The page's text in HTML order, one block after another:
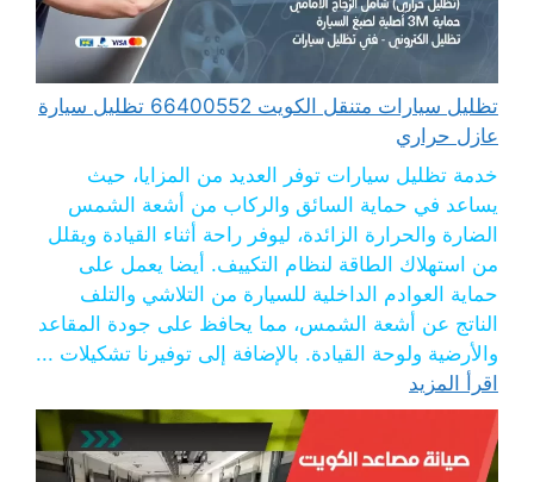
تظليل سيارات متنقل الكويت 66400552 تظليل سيارة
عازل حراري
خدمة تظليل سيارات توفر العديد من المزايا، حيث
يساعد في حماية السائق والركاب من أشعة الشمس
الضارة والحرارة الزائدة، ليوفر راحة أثناء القيادة ويقلل
من استهلاك الطاقة لنظام التكييف. أيضا يعمل على
حماية العوادم الداخلية للسيارة من التلاشي والتلف
الناتج عن أشعة الشمس، مما يحافظ على جودة المقاعد
والأرضية ولوحة القيادة. بالإضافة إلى توفيرنا تشكيلات ...
اقرأ المزيد